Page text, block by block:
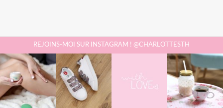
REJOINS-MOI SUR INSTAGRAM ! @CHARLOTTESTH